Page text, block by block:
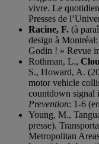
vivre. Le
Presses de
Racine, F. (à
design à
Godin ! » Revue
Rothman, L.,
S., Howard, A.
motor vehicle
countdown signal
Prevention: 1-6
Young, M.,
presse).
Metropolitan